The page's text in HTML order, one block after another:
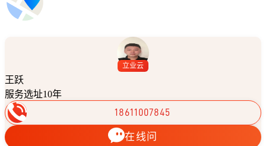
立业云
王跃
服务选址10年
18611007845
在线问